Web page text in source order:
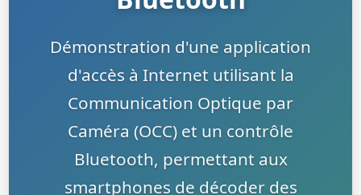
Démonstration d'une application
d'accès à Internet utilisant la
Communication Optique par
Caméra (OCC) et un contrôle
Bluetooth, permettant aux
smartphones de décoder des